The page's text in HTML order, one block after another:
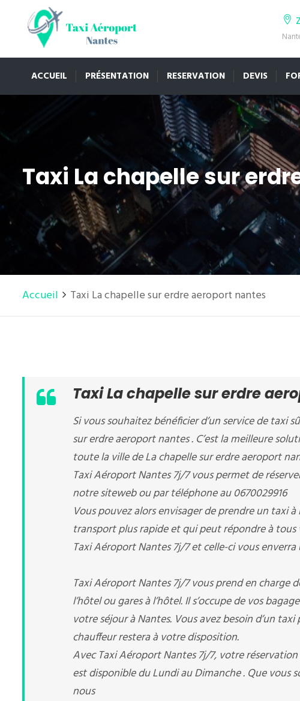
ACCUEIL PRÉSENTATION RESERVATION DEVIS
Taxi La chapelle sur
Accueil Taxi La chapelle sur erdre aeroport nantes
Taxi La chapelle sur erdre
Si vous souhaitez bénéficier d’un service de taxi
sur erdre aeroport nantes . C’est la meilleure
toute la ville de La chapelle sur erdre aeroport
Taxi Aéroport Nantes 7j/7 vous permet de
notre siteweb ou par téléphone au 0670029916
Vous pouvez alors envisager de prendre un taxi
transport plus rapide et qui peut répondre à
Taxi Aéroport Nantes 7j/7 et celle-ci vous
Taxi Aéroport Nantes 7j/7 vous prend en charge
l’hôtel ou gares à l’hôtel. Il s’occupe de vos
votre séjour à Nantes. Vous avez besoin d’un
chauffeur restera à votre disposition.
Avec Taxi Aéroport Nantes 7j/7, votre
est disponible du Lundi au Dimanche . Que
nous